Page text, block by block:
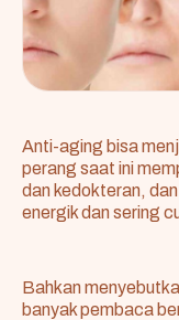
Anti-aging bisa
perang saat ini
dan kedokteran,
energik dan sering
Bahkan
banyak pembaca